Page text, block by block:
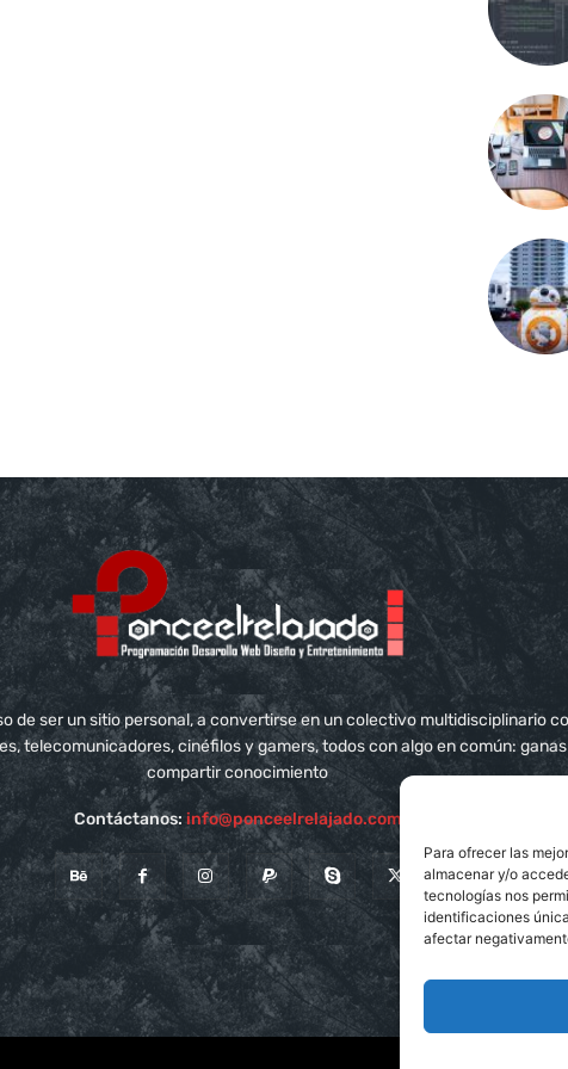
Para ofrecer las
almacenar y/o
tecnologías nos
identificaciones
afectar
de ser un sitio personal, a convertirse en un colectivo multidisciplinario
telecomunicadores, cinéfilos y gamers, todos con algo en común:
compartir conocimiento
Contáctanos: info@ponceelrelajado.com